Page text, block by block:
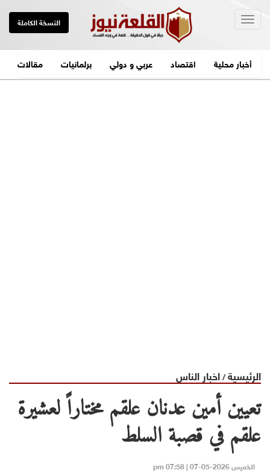
النسخة الكاملة
أخبار محلية اقتصاد عربي و دولي برلمانيات مقالات
الرئيسية/اخبار الناس
تعيين أمين عدنان علقم مختاراً لعشيرة
علقم في قصبة السلط
الخميس 2026-05-07 | 07:58 pm